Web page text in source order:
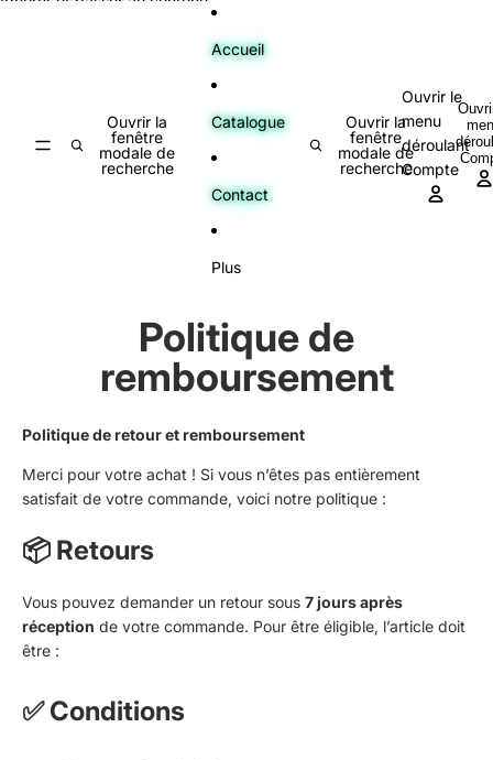
Ouvrir la
fenêtre
modale de
recherche
Accueil
Catalogue
Contact
Plus
Ouvrir la
fenêtre
modale de
recherche
Ouvrir le
menu
déroulant
Compte
Politique de
remboursement
Politique de retour et remboursement
Merci pour votre achat ! Si vous n’êtes pas entièrement
satisfait de votre commande, voici notre politique :
📦 Retours
Vous pouvez demander un retour sous 7 jours après
réception de votre commande. Pour être éligible, l’article doit
être :
✅ Conditions